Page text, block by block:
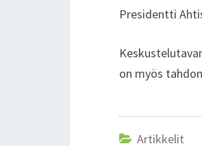
Presidentti
on myös
Artikkelit